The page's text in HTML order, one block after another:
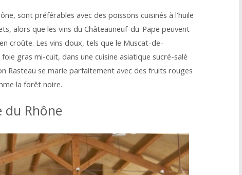
sont préférables avec des poissons cuisinés à l’huile
alors que les vins du Châteauneuf-du-Pape peuvent
croûte. Les vins doux, tels que le Muscat-de-
gras mi-cuit, dans une cuisine asiatique sucré-salé
Rasteau se marie parfaitement avec des fruits rouges
la forêt noire.
du Rhône